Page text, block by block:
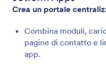
Crea un portale
Combina moduli,
pagine di contatto e
app.